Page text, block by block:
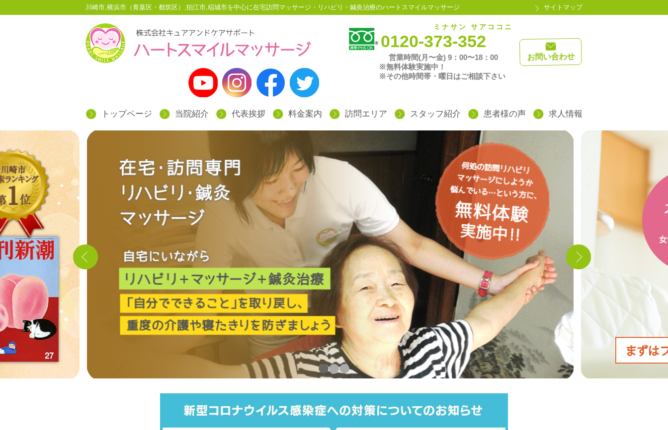
川崎市,横浜市（青葉区・都筑区）,狛江市,稲城市を中心に在宅訪問マッサージ・リハビリ・鍼灸治療のハートスマイルマッサージ サイトマップ
ミナサン サアココニ
0120-373-352
営業時間(月〜金) 9：00〜18：00
※無料体験実施中！
※その他時間帯・曜日はご相談下さい
お問い合わせ
トップページ 当院紹介 代表挨拶 料金案内 訪問エリア スタッフ紹介 患者様の声 求人情報